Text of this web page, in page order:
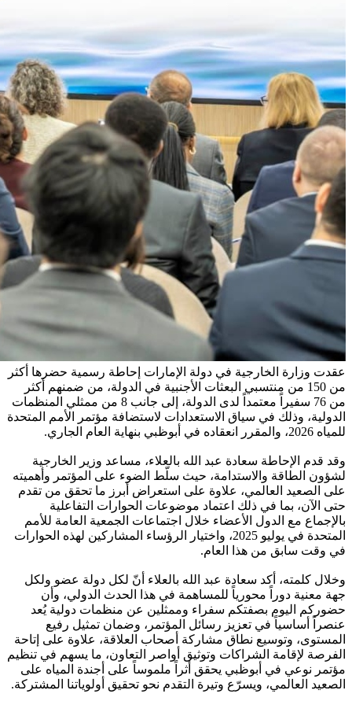
عقدت وزارة الخارجية في دولة الإمارات إحاطة رسمية حضرها أكثر
من 150 من منتسبي البعثات الأجنبية في الدولة، من ضمنهم أكثر
من 76 سفيراً معتمداً لدى الدولة، إلى جانب 8 من ممثلي المنظمات
الدولية، وذلك في سياق الاستعدادات لاستضافة مؤتمر الأمم المتحدة
للمياه 2026، والمقرر انعقاده في أبوظبي بنهاية العام الجاري.
وقد قدم الإحاطة سعادة عبد الله بالعلاء، مساعد وزير الخارجية
لشؤون الطاقة والاستدامة، حيث سلّط الضوء على المؤتمر وأهميته
على الصعيد العالمي، علاوة على استعراض أبرز ما تحقق من تقدم
حتى الآن، بما في ذلك اعتماد موضوعات الحوارات التفاعلية
بالإجماع مع الدول الأعضاء خلال اجتماعات الجمعية العامة للأمم
المتحدة في يوليو 2025، واختيار الرؤساء المشاركين لهذه الحوارات
في وقت سابق من هذا العام.
وخلال كلمته، أكد سعادة عبد الله بالعلاء أنّ لكل دولة عضو ولكل
جهة معنية دوراً محورياً للمساهمة في هذا الحدث الدولي، وأن
حضوركم اليوم بصفتكم سفراء وممثلين عن منظمات دولية يُعد
عنصراً أساسياً في تعزيز رسائل المؤتمر، وضمان تمثيل رفيع
المستوى، وتوسيع نطاق مشاركة أصحاب العلاقة، علاوة على إتاحة
الفرصة لإقامة الشراكات وتوثيق أواصر التعاون، ما يسهم في تنظيم
مؤتمر نوعي في أبوظبي يحقق أثراً ملموساً على أجندة المياه على
الصعيد العالمي، ويسرّع وتيرة التقدم نحو تحقيق أولوياتنا المشتركة.